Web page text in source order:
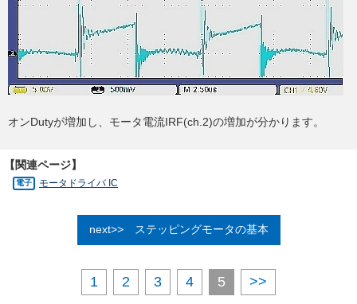
オンDutyが増加し、モータ電流IRF(ch.2)の増加が分かります。
【関連ページ】
モータドライバ IC
ステッピングモータの基本
1 2 3 4 5 >>